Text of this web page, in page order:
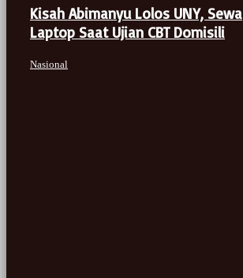
Kisah Abimanyu Lolos UNY, Sewa
Laptop Saat Ujian CBT Domisili
Nasional